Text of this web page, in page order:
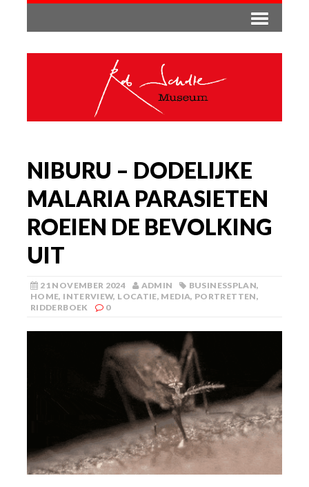
NIBURU – DODELIJKE
MALARIA PARASIETEN
ROEIEN DE BEVOLKING
UIT
21 NOVEMBER 2024 ADMIN BUSINESSPLAN,
HOME, INTERVIEW, LOCATIE, MEDIA, PORTRETTEN,
RIDDERBOEK
0